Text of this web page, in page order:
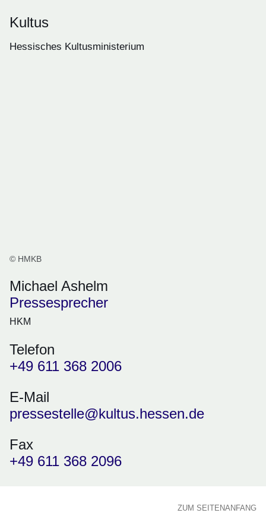
Kultus
Hessisches Kultusministerium
© HMKB
Michael Ashelm
Pressesprecher
HKM
Telefon
+49 611 368 2006
E-Mail
pressestelle@kultus.hessen.de
Fax
+49 611 368 2096
ZUM SEITENANFANG